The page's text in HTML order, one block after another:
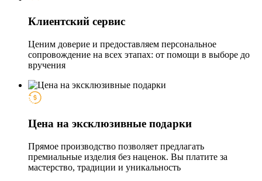
Клиентский сервис
Ценим доверие и предоставляем персональное
сопровождение на всех этапах: от помощи в выборе до
вручения
Цена на эксклюзивные подарки
Прямое производство позволяет предлагать
премиальные изделия без наценок. Вы платите за
мастерство, традиции и уникальность